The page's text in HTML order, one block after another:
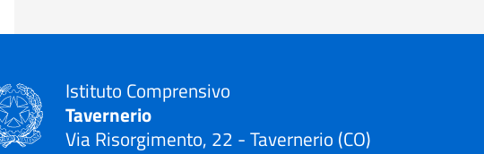
Istituto Comprensivo
Tavernerio
Via Risorgimento, 22 - Tavernerio (CO)